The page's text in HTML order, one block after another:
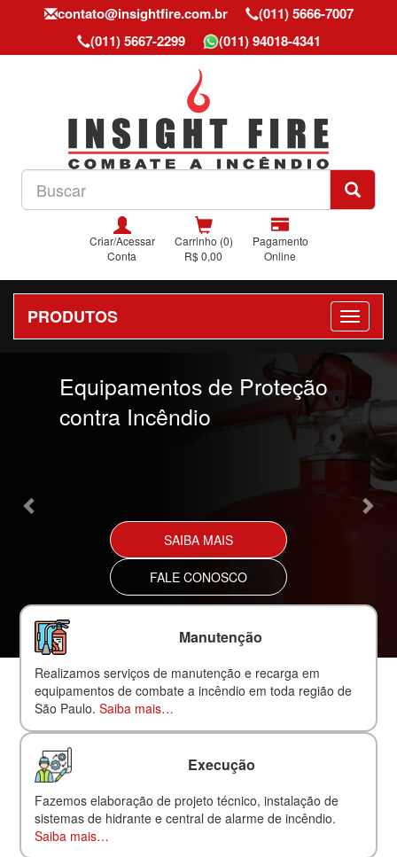
contato@insightfire.com.br
(011) 5666-7007
(011) 5667-2299
(011) 94018-4341
Criar/Acessar
Conta
Carrinho (0)
R$ 0,00
Pagamento
Online
PRODUTOS
Equipamentos de Proteção
contra Incêndio
SAIBA MAIS
FALE CONOSCO
Manutenção
Realizamos serviços de manutenção e recarga em
equipamentos de combate a incêndio em toda região de
São Paulo.Saiba mais…
Execução
Fazemos elaboração de projeto técnico, instalação de
sistemas de hidrante e central de alarme de incêndio.
Saiba mais…